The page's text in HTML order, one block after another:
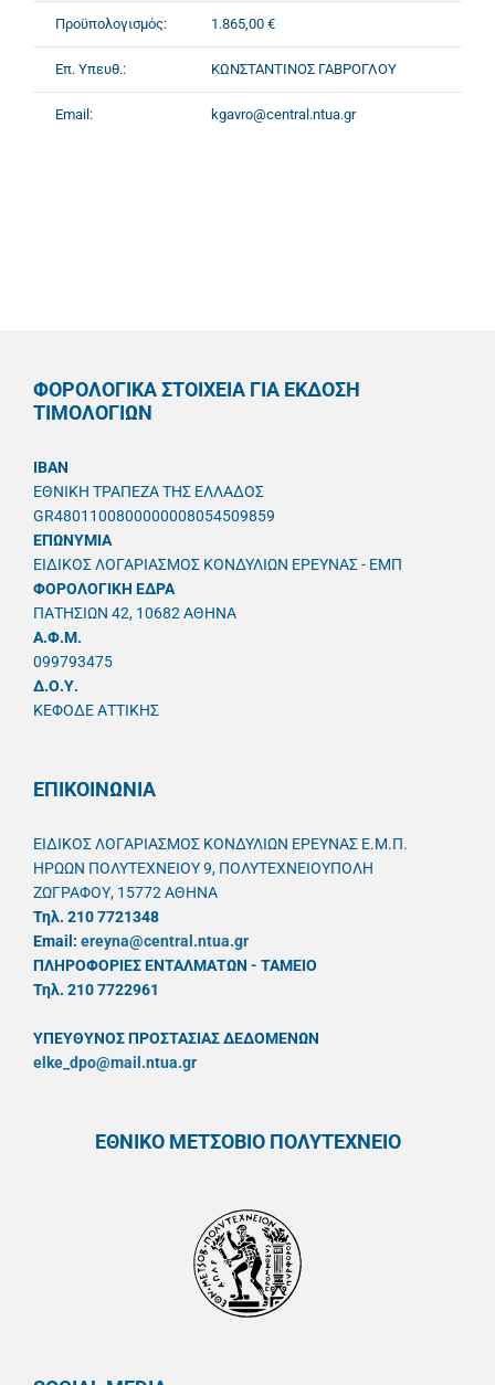
Προϋπολογισμός: 1.865,00 €
Επ. Υπευθ.: ΚΩΝΣΤΑΝΤΙΝΟΣ ΓΑΒΡΟΓΛΟΥ
Email: kgavro@central.ntua.gr
ΦΟΡΟΛΟΓΙΚΑ ΣΤΟΙΧΕΙΑ ΓΙΑ ΕΚΔΟΣΗ
ΤΙΜΟΛΟΓΙΩΝ
IBAN
ΕΘΝΙΚΗ ΤΡΑΠΕΖΑ ΤΗΣ ΕΛΛΑΔΟΣ
GR4801100800000008054509859
ΕΠΩΝΥΜΙΑ
ΕΙΔΙΚΟΣ ΛΟΓΑΡΙΑΣΜΟΣ ΚΟΝΔΥΛΙΩΝ ΕΡΕΥΝΑΣ - ΕΜΠ
ΦΟΡΟΛΟΓΙΚΗ ΕΔΡΑ
ΠΑΤΗΣΙΩΝ 42, 10682 ΑΘΗΝΑ
A.Φ.Μ.
099793475
Δ.Ο.Υ.
ΚΕΦΟΔΕ ΑΤΤΙΚΗΣ
ΕΠΙΚΟΙΝΩΝΙΑ
ΕΙΔΙΚΟΣ ΛΟΓΑΡΙΑΣΜΟΣ ΚΟΝΔΥΛΙΩΝ ΕΡΕΥΝΑΣ Ε.Μ.Π.
ΗΡΩΩΝ ΠΟΛΥΤΕΧΝΕΙΟΥ 9, ΠΟΛΥΤΕΧΝΕΙΟΥΠΟΛΗ
ΖΩΓΡΑΦΟΥ, 15772 ΑΘΗΝΑ
Τηλ. 210 7721348
Email: ereyna@central.ntua.gr
ΠΛΗΡΟΦΟΡΙΕΣ ΕΝΤΑΛΜΑΤΩΝ - ΤΑΜΕΙΟ
Τηλ. 210 7722961
ΥΠΕΥΘYΝΟΣ ΠΡΟΣΤΑΣΙΑΣ ΔΕΔΟΜΕΝΩΝ
elke_dpo@mail.ntua.gr
ΕΘΝΙΚΟ ΜΕΤΣΟΒΙΟ ΠΟΛΥΤΕΧΝΕΙΟ